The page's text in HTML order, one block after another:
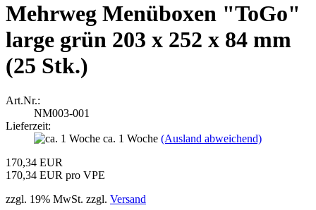
Mehrweg Menüboxen "ToGo"
large grün 203 x 252 x 84 mm
(25 Stk.)
Art.Nr.:
NM003-001
Lieferzeit:
ca. 1 Woche (Ausland abweichend)
170,34 EUR
170,34 EUR pro VPE
zzgl. 19% MwSt. zzgl. Versand